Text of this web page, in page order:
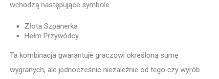
wchodzą następujące symbole:
Złota Szpanerka
Hełm Przywódcy
Ta kombinacja gwarantuje graczowi określoną sumę
wygranych, ale jednocześnie niezależnie od tego czy wyrób